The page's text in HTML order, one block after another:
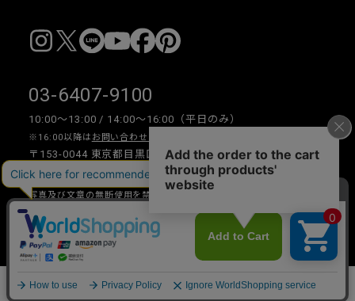
数量 カートに入れる
03-6407-9100
10:00〜13:00 / 14:00〜16:00（平日のみ）
※16:00以降は お問い合わせフォーム
〒153-0044 東京都目黒区大橋 2-16-26 1F・2F
写真及び文章の無断使用を禁じます。
Copyright © 2026 SEMPRE DESIGN CO., LTD.All right reserved.
__